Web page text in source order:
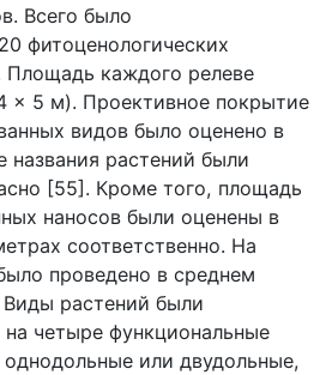
Всего было
фитоценологических
Площадь каждого релеве
× 5 м). Проективное покрытие
видов было оценено в
названия растений были
[55]. Кроме того, площадь
наносов были оценены в
соответственно. На
проведено в среднем
растений были
четыре функциональные
однодольные или двудольные,